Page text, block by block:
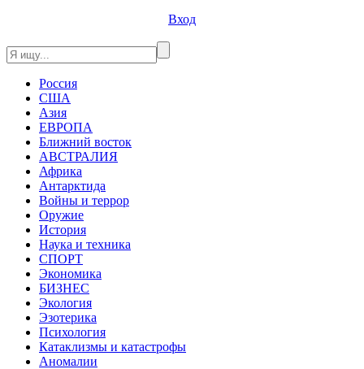
Вход
Россия
США
Азия
ЕВРОПА
Ближний восток
АВСТРАЛИЯ
Африка
Антарктида
Войны и террор
Оружие
История
Наука и техника
СПОРТ
Экономика
БИЗНЕС
Экология
Эзотерика
Психология
Катаклизмы и катастрофы
Аномалии